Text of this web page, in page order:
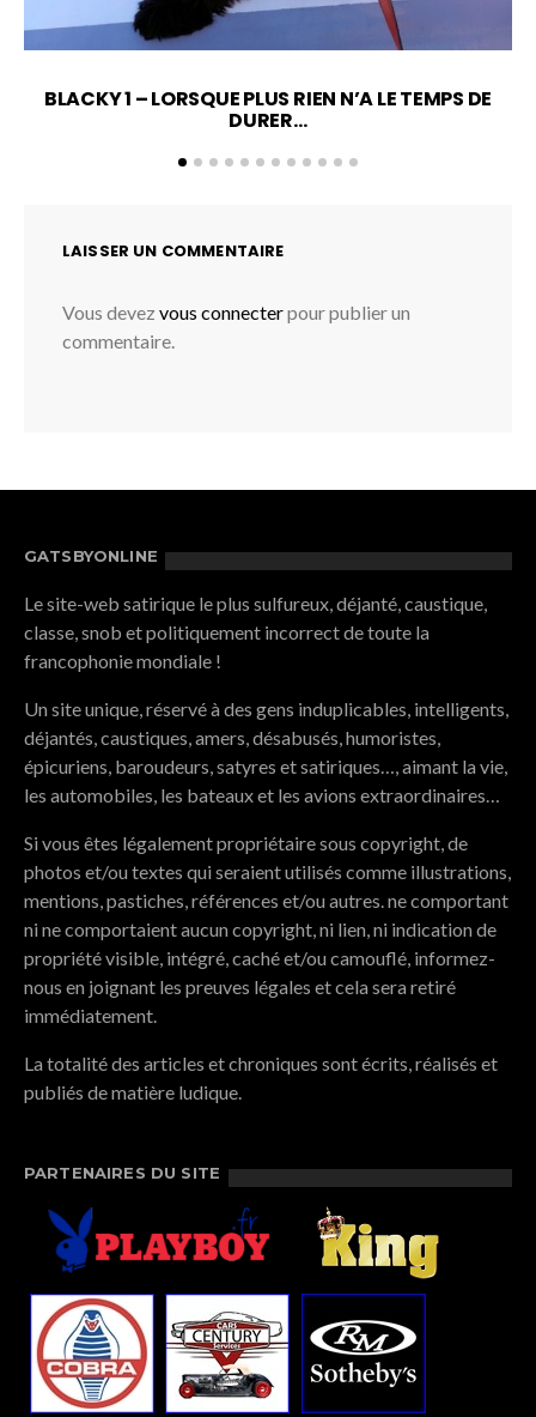
BLACKY 1 – LORSQUE PLUS RIEN N’A LE TEMPS DE
DURER…
LAISSER UN COMMENTAIRE
Vous devez vous connecterpour publier un
commentaire.
GATSBYONLINE
Le site-web satirique le plus sulfureux, déjanté, caustique,
classe, snob et politiquement incorrect de toute la
francophonie mondiale !
Un site unique, réservé à des gens induplicables, intelligents,
déjantés, caustiques, amers, désabusés, humoristes,
épicuriens, baroudeurs, satyres et satiriques…, aimant la vie,
les automobiles, les bateaux et les avions extraordinaires…
Si vous êtes légalement propriétaire sous copyright, de
photos et/ou textes qui seraient utilisés comme illustrations,
mentions, pastiches, références et/ou autres. ne comportant
ni ne comportaient aucun copyright, ni lien, ni indication de
propriété visible, intégré, caché et/ou camouflé, informez-
nous en joignant les preuves légales et cela sera retiré
immédiatement.
La totalité des articles et chroniques sont écrits, réalisés et
publiés de matière ludique.
PARTENAIRES DU SITE